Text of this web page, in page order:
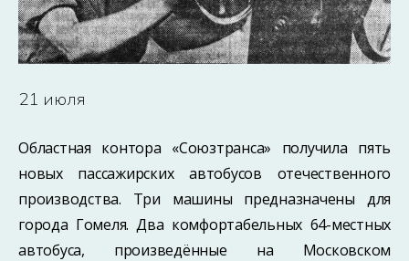
21 июля
Областная контора «Союзтранса» получила пять
новых пассажирских автобусов отечественного
производства. Три машины предназначены для
города Гомеля. Два комфортабельных 64-местных
автобуса, произведённые на Московском